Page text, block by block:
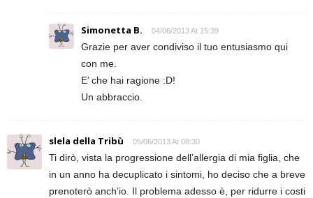
Simonetta B. 04/06/2013 At 15:39
Grazie per aver condiviso il tuo entusiasmo qui
con me.
E’ che hai ragione :D!
Un abbraccio.
slela della Tribù 05/06/2013 At 08:30
Ti dirò, vista la progressione dell’allergia di mia figlia, che
in un anno ha decuplicato i sintomi, ho deciso che a breve
prenoterò anch’io. Il problema adesso è, per ridurre i costi